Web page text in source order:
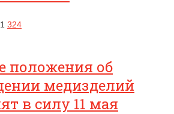
324
положения об
медизделий
в силу 11 мая